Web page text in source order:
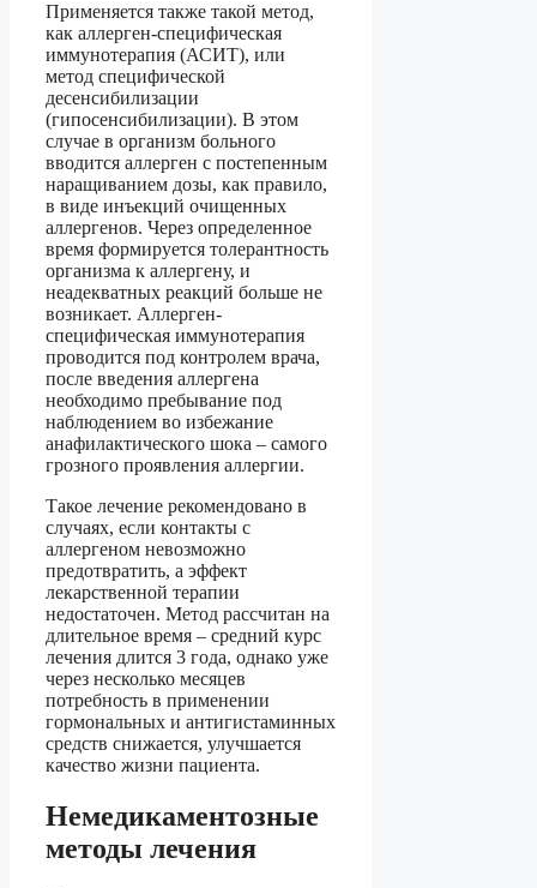
Применяется также такой метод,
как аллерген-специфическая
иммунотерапия (АСИТ), или
метод специфической
десенсибилизации
(гипосенсибилизации). В этом
случае в организм больного
вводится аллерген с постепенным
наращиванием дозы, как правило,
в виде инъекций очищенных
аллергенов. Через определенное
время формируется толерантность
организма к аллергену, и
неадекватных реакций больше не
возникает. Аллерген-
специфическая иммунотерапия
проводится под контролем врача,
после введения аллергена
необходимо пребывание под
наблюдением во избежание
анафилактического шока – самого
грозного проявления аллергии.
Такое лечение рекомендовано в
случаях, если контакты с
аллергеном невозможно
предотвратить, а эффект
лекарственной терапии
недостаточен. Метод рассчитан на
длительное время – средний курс
лечения длится 3 года, однако уже
через несколько месяцев
потребность в применении
гормональных и антигистаминных
средств снижается, улучшается
качество жизни пациента.
Немедикаментозные
методы лечения